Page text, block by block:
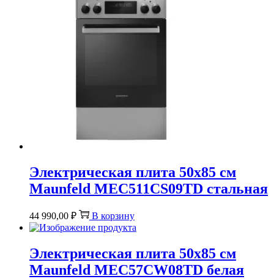
Электрическая плита 50х85 см
Maunfeld MEC511CS09TD стальная
44 990,00 ₽ В корзину
Электрическая плита 50х85 см
Maunfeld MEC57CW08TD белая